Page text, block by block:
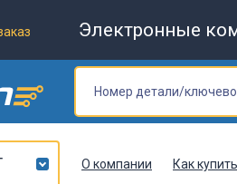
Электронные
О компании Как купить